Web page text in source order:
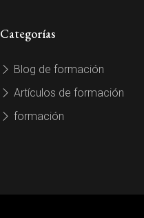
Categorías
Blog de formación
Artículos de formación
formación